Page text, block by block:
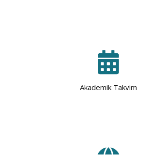
Akademik Takvim